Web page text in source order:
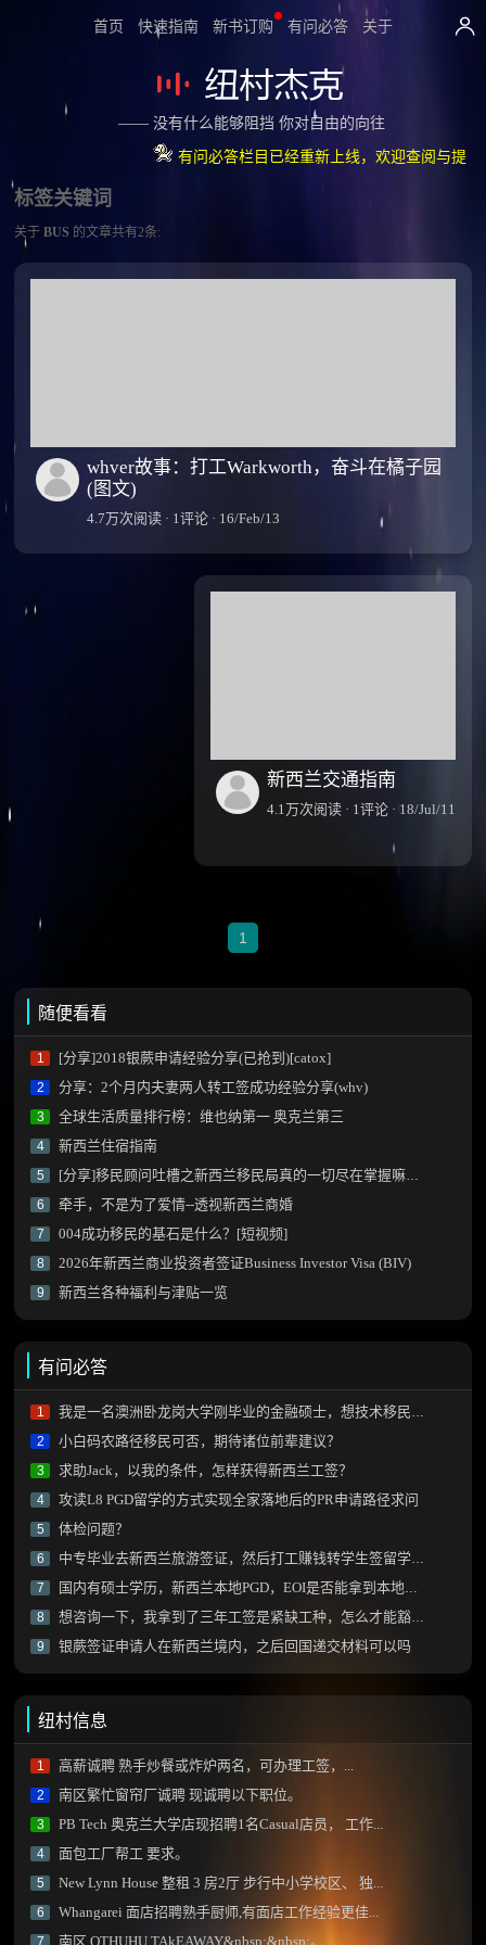
首页 快速指南 新书订购 有问必答 关于
—— 没有什么能够阻挡 你对自由的向往
有问必答栏目已经重新上线，欢迎查阅与提问！
标签关键词
关于BUS 的文章共有2条:
whver故事：打工Warkworth，奋斗在橘子园
(图文)
4.7万次阅读 · 1评论 · 16/Feb/13
新西兰交通指南
4.1万次阅读 · 1评论 · 18/Jul/11
1
随便看看
1 [分享]2018银蕨申请经验分享(已抢到)[catox]
2 分享：2个月内夫妻两人转工签成功经验分享(whv)
3 全球生活质量排行榜：维也纳第一 奥克兰第三
4 新西兰住宿指南
5 [分享]移民顾问吐槽之新西兰移民局真的一切尽在掌握嘛？[JessicaM]
6 牵手，不是为了爱情--透视新西兰商婚
7 004成功移民的基石是什么？[短视频]
8 2026年新西兰商业投资者签证Business Investor Visa (BIV)
9 新西兰各种福利与津贴一览
有问必答
1 我是一名澳洲卧龙岗大学刚毕业的金融硕士，想技术移民新西兰需要做什么？
2 小白码农路径移民可否，期待诸位前辈建议？
3 求助Jack，以我的条件，怎样获得新西兰工签？
4 攻读L8 PGD留学的方式实现全家落地后的PR申请路径求问
5 体检问题？
6 中专毕业去新西兰旅游签证，然后打工赚钱转学生签留学可以吗？
7 国内有硕士学历，新西兰本地PGD，EOI是否能拿到本地学历额外加分？
8 想咨询一下，我拿到了三年工签是紧缺工种，怎么才能豁免雅思拿到绿卡？
9 银蕨签证申请人在新西兰境内，之后回国递交材料可以吗
纽村信息
1 高薪诚聘 熟手炒餐或炸炉两名，可办理工签，...
2 南区繁忙窗帘厂诚聘 现诚聘以下职位。
3 PB Tech 奥克兰大学店现招聘1名Casual店员， 工作...
4 面包工厂帮工 要求。
5 New Lynn House 整租 3 房2厅 步行中小学校区、 独...
6 Whangarei 面店招聘熟手厨师,有面店工作经验更佳...
7 南区 OTHUHU TAkEAWAY&nbsp;&nbsp;。